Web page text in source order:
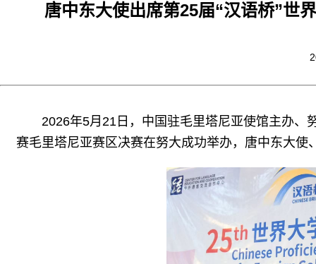
唐中东大使出席第25届“汉语桥”世
2026年5月21日，中国驻毛里塔尼亚使馆主办、
赛毛里塔尼亚赛区决赛在努大成功举办，唐中东大